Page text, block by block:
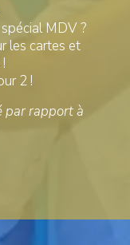
MDV ?
les cartes et
2 !
par rapport à